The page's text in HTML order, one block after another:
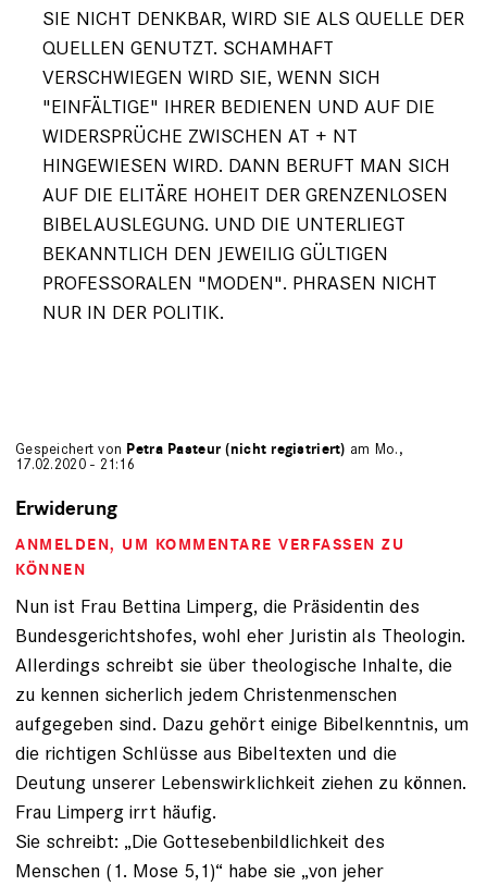
SIE NICHT DENKBAR, WIRD SIE ALS QUELLE DER
QUELLEN GENUTZT. SCHAMHAFT
VERSCHWIEGEN WIRD SIE, WENN SICH
"EINFÄLTIGE" IHRER BEDIENEN UND AUF DIE
WIDERSPRÜCHE ZWISCHEN AT + NT
HINGEWIESEN WIRD. DANN BERUFT MAN SICH
AUF DIE ELITÄRE HOHEIT DER GRENZENLOSEN
BIBELAUSLEGUNG. UND DIE UNTERLIEGT
BEKANNTLICH DEN JEWEILIG GÜLTIGEN
PROFESSORALEN "MODEN". PHRASEN NICHT
NUR IN DER POLITIK.
Gespeichert von Petra Pasteur (nicht registriert) am Mo.,
17.02.2020 - 21:16
Erwiderung
ANMELDEN, UM KOMMENTARE VERFASSEN ZU
KÖNNEN
Nun ist Frau Bettina Limperg, die Präsidentin des
Bundesgerichtshofes, wohl eher Juristin als Theologin.
Allerdings schreibt sie über theologische Inhalte, die
zu kennen sicherlich jedem Christenmenschen
aufgegeben sind. Dazu gehört einige Bibelkenntnis, um
die richtigen Schlüsse aus Bibeltexten und die
Deutung unserer Lebenswirklichkeit ziehen zu können.
Frau Limperg irrt häufig.
Sie schreibt: „Die Gottesebenbildlichkeit des
Menschen (1. Mose 5,1)“ habe sie „von jeher